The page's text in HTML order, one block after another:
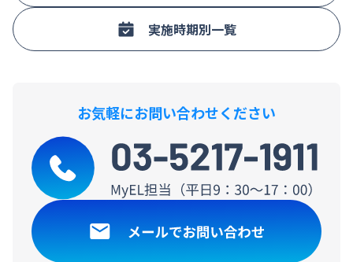
実施時期別一覧
お気軽にお問い合わせください